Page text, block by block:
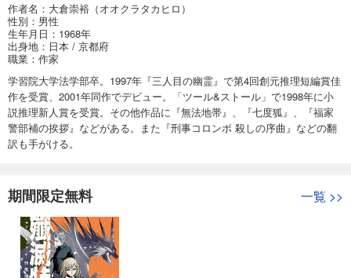
作者名：大倉崇裕（オオクラタカヒロ）
性別：男性
生年月日：1968年
出身地：日本 / 京都府
職業：作家
学習院大学法学部卒。1997年『三人目の幽霊』で第4回創元推理短編賞佳
作を受賞、2001年同作でデビュー。「ツール&ストール」で1998年に小
説推理新人賞を受賞。その他作品に『無法地帯』、『七度狐』、『福家
警部補の挨拶』などがある。また『刑事コロンボ 殺しの序曲』などの翻
訳も手がける。
期間限定無料 一覧 >>